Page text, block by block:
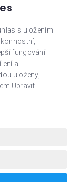
s uložením
fungování
a
uloženy,
Upravit